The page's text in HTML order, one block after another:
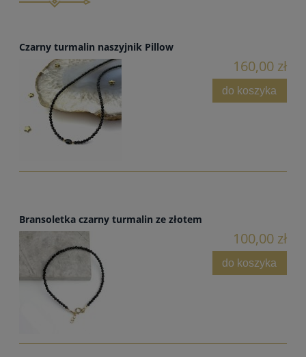
Czarny turmalin naszyjnik Pillow
160,00 zł
do koszyka
Bransoletka czarny turmalin ze złotem
100,00 zł
do koszyka